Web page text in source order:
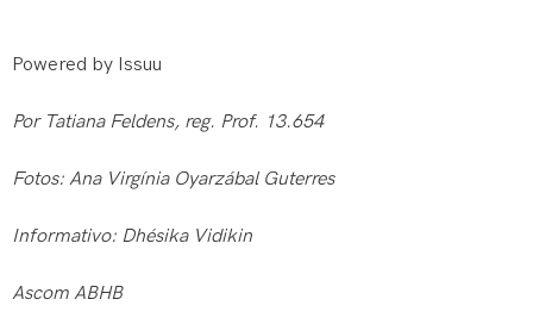
Powered by Issuu
Por Tatiana Feldens, reg. Prof. 13.654
Fotos: Ana Virgínia Oyarzábal Guterres
Informativo: Dhésika Vidikin
Ascom ABHB